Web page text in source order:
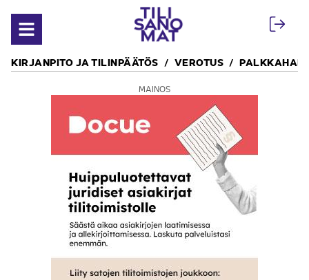
Avaa valikko
KIRJANPITO JA TILINPÄÄTÖS VEROTUS
MAINOS